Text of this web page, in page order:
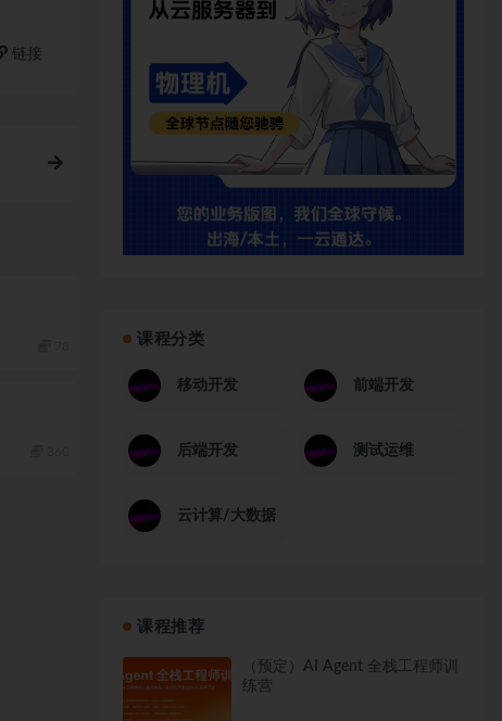
链接
课程分类
移动开发 前端开发
后端开发 测试运维
云计算/大数据
课程推荐
（预定）AI Agent 全栈工程师训
练营